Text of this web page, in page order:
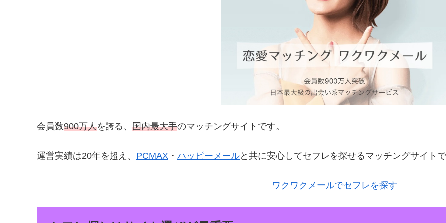
会員数900万人を誇る、 国内最大手のマッチングサイトです。
運営実績は20年を超え、 PCMAX ・ ハッピーメールと共に安心してセフレを探せるマッチングサイト
ワクワクメールでセフレを探す